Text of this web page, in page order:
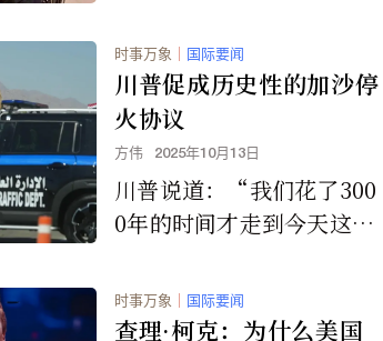
尚无获批的疫苗或特效疗
法。
时事万象 ｜ 国际要闻
川普促成历史性的加沙停
火协议
方伟 2025年10月13日
川普说道：“我们花了300
0年的时间才走到今天这一
去。”
时事万象 ｜ 国际要闻
查理·柯克：为什么美国